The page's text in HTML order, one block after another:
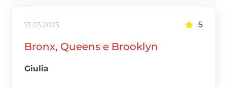
13.03.2025 5
Bronx, Queens e Brooklyn
Giulia